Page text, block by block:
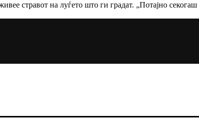
стравот на луѓето што ги градат. „Потајно